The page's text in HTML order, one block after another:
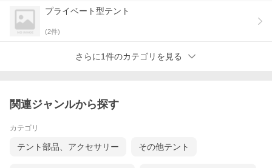
プライベート型テント
(2件)
さらに1件のカテゴリを見る
関連ジャンルから探す
カテゴリ
テント部品、アクセサリー その他テント